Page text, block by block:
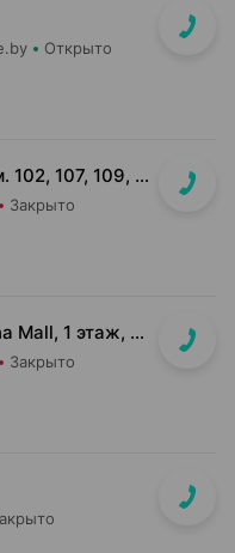
Открыто
Долгиновский тракт, д. 178, пом. 102, 107, 109, 112, 114 (ТЦ "ALL")
Закрыто
ул. П.Мстиславца, д. 11 (ТЦ Dana Mall, 1 этаж, вход напротив инфоцентра м-на Green)
Закрыто